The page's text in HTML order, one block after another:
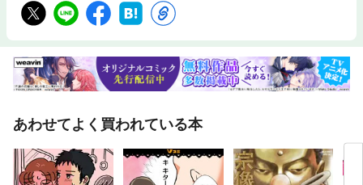
あわせてよく買われている本